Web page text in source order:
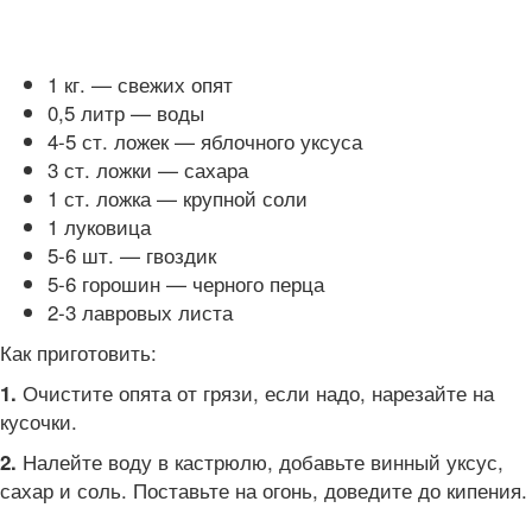
1 кг. — свежих опят
0,5 литр — воды
4-5 ст. ложек — яблочного уксуса
3 ст. ложки — сахара
1 ст. ложка — крупной соли
1 луковица
5-6 шт. — гвоздик
5-6 горошин — черного перца
2-3 лавровых листа
Как приготовить:
1. Очистите опята от грязи, если надо, нарезайте на
кусочки.
2. Налейте воду в кастрюлю, добавьте винный уксус,
сахар и соль. Поставьте на огонь, доведите до кипения.